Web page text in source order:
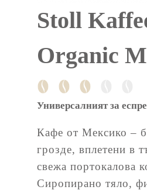
Stoll
Organic
Универсалниятза
Кафе от Мексико –
грозде, вплетени в
свежа портокалова
Сиропирано тяло,